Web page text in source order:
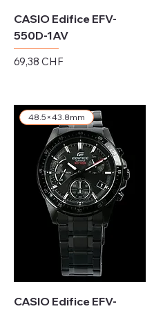
CASIO Edifice EFV-
550D-1AV
Preis
69,38 CHF
48.5×43.8mm
CASIO Edifice EFV-